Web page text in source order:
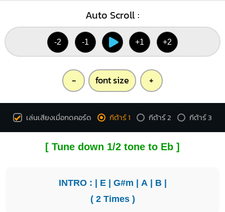
Auto Scroll :
-2 -1 +1 +2
- font size +
เล่นเสียงเมื่อกดคอร์ด กีต้าร์ 1 กีต้าร์ 2 กีต้าร์ 3
[ Tune down 1/2 tone to Eb ]
INTRO : | E| G#m | A | B|
( 2 Times )